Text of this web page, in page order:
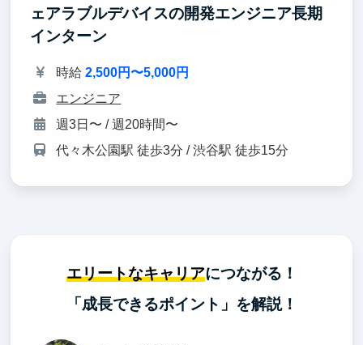
ェアラブルデバイスの開発エンジニア長期
インターン
時給2,500円〜5,000円
エンジニア
週3日〜 / 週20時間〜
代々木公園駅 徒歩3分 / 渋谷駅 徒歩15分
エリートなキャリアにつながる！
「成長できるポイント」を解説！